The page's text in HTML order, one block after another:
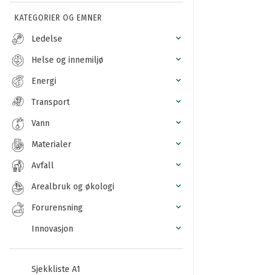
KATEGORIER OG EMNER
Ledelse
Helse og innemiljø
Energi
Transport
Vann
Materialer
Avfall
Arealbruk og økologi
Forurensning
Innovasjon
Sjekkliste A1